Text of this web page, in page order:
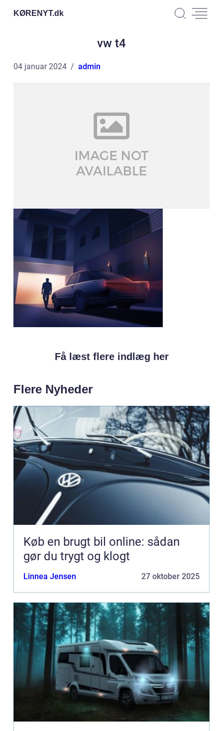
KØRENYT.dk
vw t4
04 januar 2024 admin
Få læst flere indlæg her
Flere Nyheder
Køb en brugt bil online: sådan
gør du trygt og klogt
Linnea Jensen 27 oktober 2025